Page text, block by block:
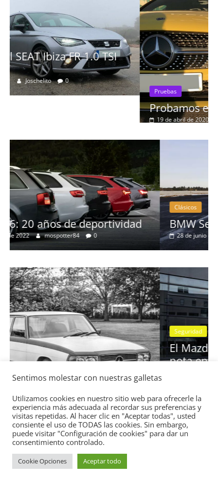
Pruebas
Probamos el Mercedes-Benz A200d
Clásicos
BMW Serie 7: lujo desde 1977
28 de junio de 2022 mospotter84
Seguridad
El Mazda CX-5 2022 logra la máxima
nota en las pruebas de seguridad del
IIHS
11 de noviembre de 2021 mospotter84 0
Copyright © 2026Academia del Motor
Sentimos molestar con nuestras galletas
Utilizamos cookies en nuestro sitio web para ofrecerle la
experiencia más adecuada al recordar sus preferencias y
visitas repetidas. Al hacer clic en "Aceptar todas", usted
consiente el uso de TODAS las cookies. Sin embargo,
puede visitar "Configuración de cookies" para dar un
consentimiento controlado.
Cookie Opciones Aceptar todo